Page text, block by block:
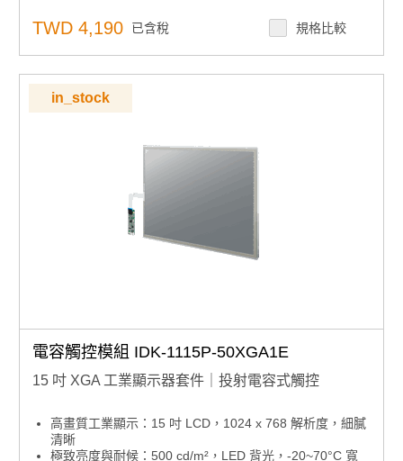
進階選配：AR 表面處理與光學貼合（可選）
TWD 4,190 已含稅 規格比較
in_stock
電容觸控模組 IDK-1115P-50XGA1E
15 吋 XGA 工業顯示器套件｜投射電容式觸控
高畫質工業顯示：15 吋 LCD，1024 x 768 解析度，細膩
清晰
極致亮度與耐候：500 cd/m²，LED 背光，-20~70°C 寬